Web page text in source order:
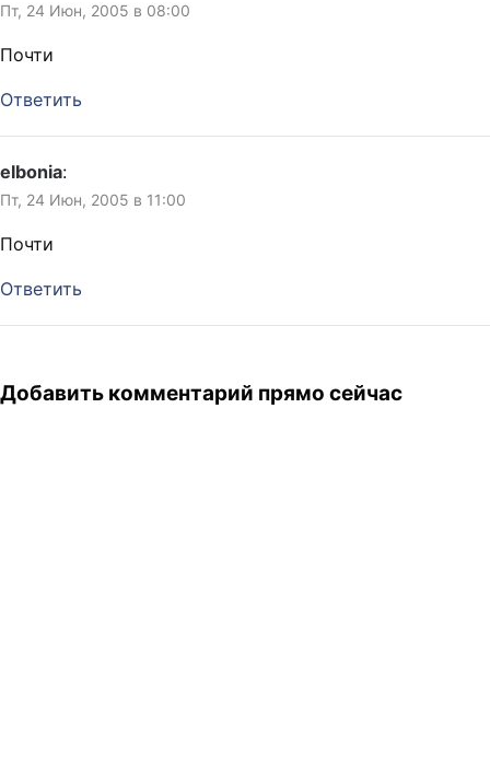
Пт, 24 Июн, 2005 в 08:00
Почти
Ответить
elbonia:
Пт, 24 Июн, 2005 в 11:00
Почти
Ответить
Добавить комментарий прямо сейчас